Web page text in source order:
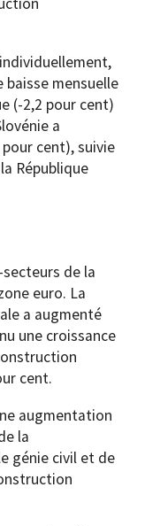
baisse mensuelle
(-2,2 pour cent)
a
cent), suivie
République
de la
euro. La
a augmenté
une croissance
cent.
augmentation
la
génie civil et de